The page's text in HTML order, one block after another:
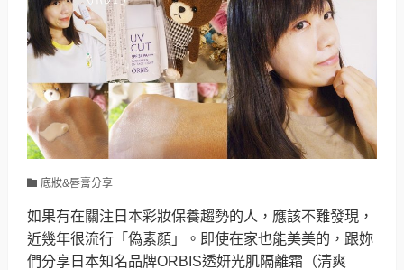
底妝&唇膏分享
如果有在關注日本彩妝保養趨勢的人，應該不難發現，
近幾年很流行「偽素顏」。即使在家也能美美的，跟妳
們分享日本知名品牌ORBIS透妍光肌隔離霜（清爽